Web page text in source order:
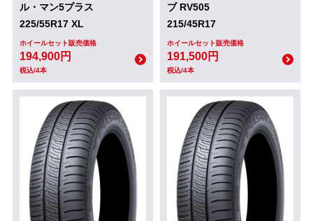
ル・マン5プラス
225/55R17 XL
ホイールセット販売価格
194,900円
税込/4本
ブ RV505
215/45R17
ホイールセット販売価格
191,500円
税込/4本